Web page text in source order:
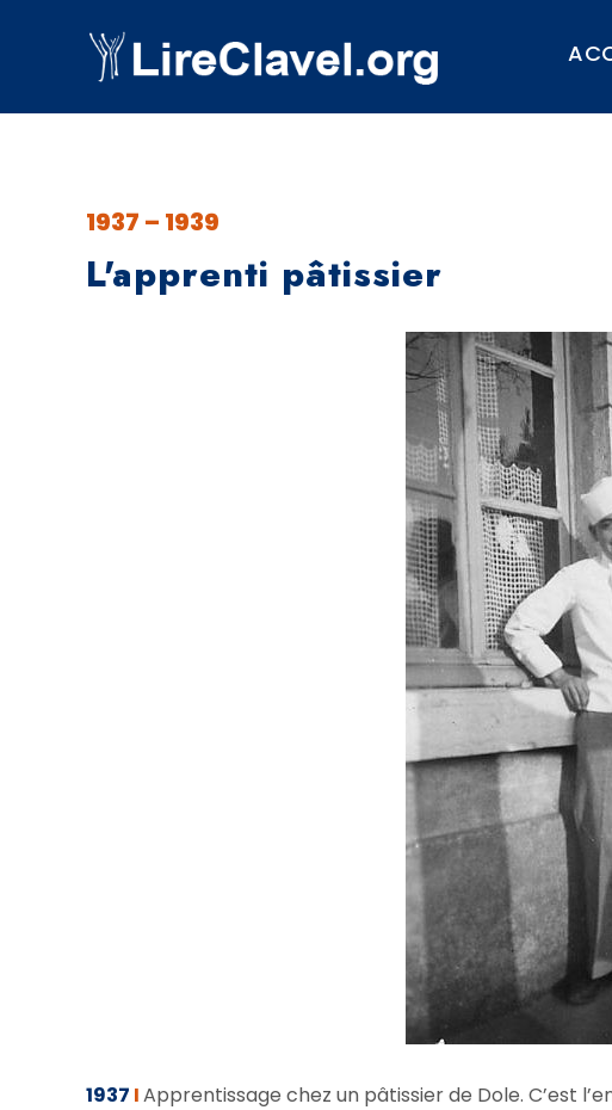
1937 – 1939
L'apprenti pâtissier
1937 IApprentissage chez un pâtissier de Dole. C’est